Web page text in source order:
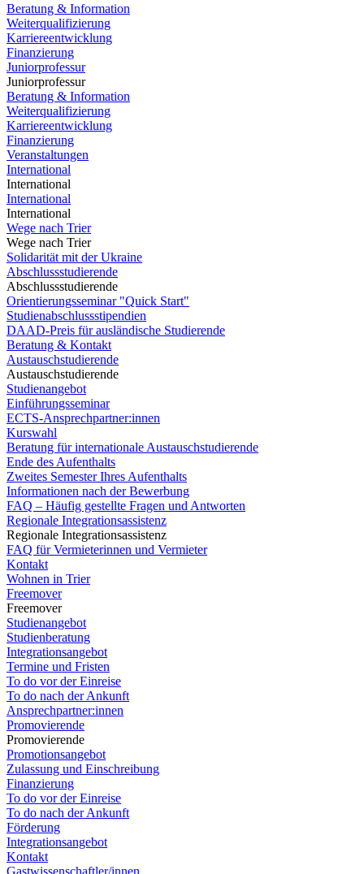
Beratung & Information
Weiterqualifizierung
Karriereentwicklung
Finanzierung
Juniorprofessur
Juniorprofessur
Beratung & Information
Weiterqualifizierung
Karriereentwicklung
Finanzierung
Veranstaltungen
International
International
International
International
Wege nach Trier
Wege nach Trier
Solidarität mit der Ukraine
Abschlussstudierende
Abschlussstudierende
Orientierungsseminar "Quick Start"
Studienabschlussstipendien
DAAD-Preis für ausländische Studierende
Beratung & Kontakt
Austauschstudierende
Austauschstudierende
Studienangebot
Einführungsseminar
ECTS-Ansprechpartner:innen
Kurswahl
Beratung für internationale Austauschstudierende
Ende des Aufenthalts
Zweites Semester Ihres Aufenthalts
Informationen nach der Bewerbung
FAQ – Häufig gestellte Fragen und Antworten
Regionale Integrationsassistenz
Regionale Integrationsassistenz
FAQ für Vermieterinnen und Vermieter
Kontakt
Wohnen in Trier
Freemover
Freemover
Studienangebot
Studienberatung
Integrationsangebot
Termine und Fristen
To do vor der Einreise
To do nach der Ankunft
Ansprechpartner:innen
Promovierende
Promovierende
Promotionsangebot
Zulassung und Einschreibung
Finanzierung
To do vor der Einreise
To do nach der Ankunft
Förderung
Integrationsangebot
Kontakt
Gastwissenschaftler/innen